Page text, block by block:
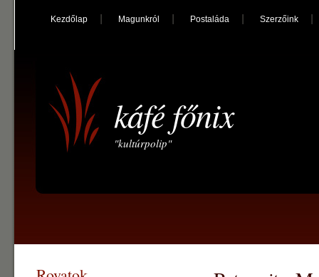
Kezdőlap Magunkról Postaláda Szerzőink
káfé főnix
"kultúrpolip"